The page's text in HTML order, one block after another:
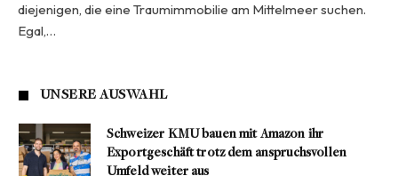
diejenigen, die eine Traumimmobilie am Mittelmeer suchen.
Egal,…
UNSERE AUSWAHL
Schweizer KMU bauen mit Amazon ihr
Exportgeschäft trotz dem anspruchsvollen
Umfeld weiter aus